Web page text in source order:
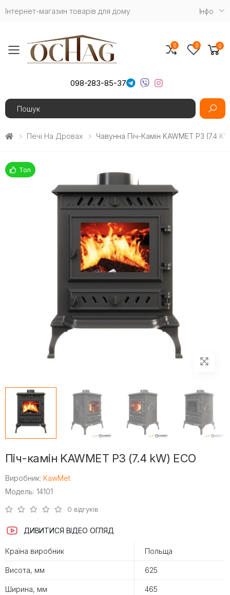
Інтернет-магазин товарів для дому Iнфо
Toggle mobile menu
098-283-85-37
Search
0 0 0
Печі На Дровах Чавунна Піч-Камін KAWMET P3 (7.4
Топ
Піч-камін KAWMET P3 (7.4 kW) ECO
Виробник: KawMet
Модель: 14101
0 відгуків
ДИВИТИСЯ ВІДЕО ОГЛЯД
Країна виробник Польща
Висота, мм 625
Ширина, мм 465